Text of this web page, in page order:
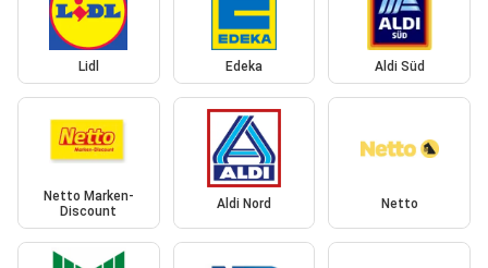
Lidl Edeka Aldi Süd
Netto Marken-
Discount
Aldi Nord Netto